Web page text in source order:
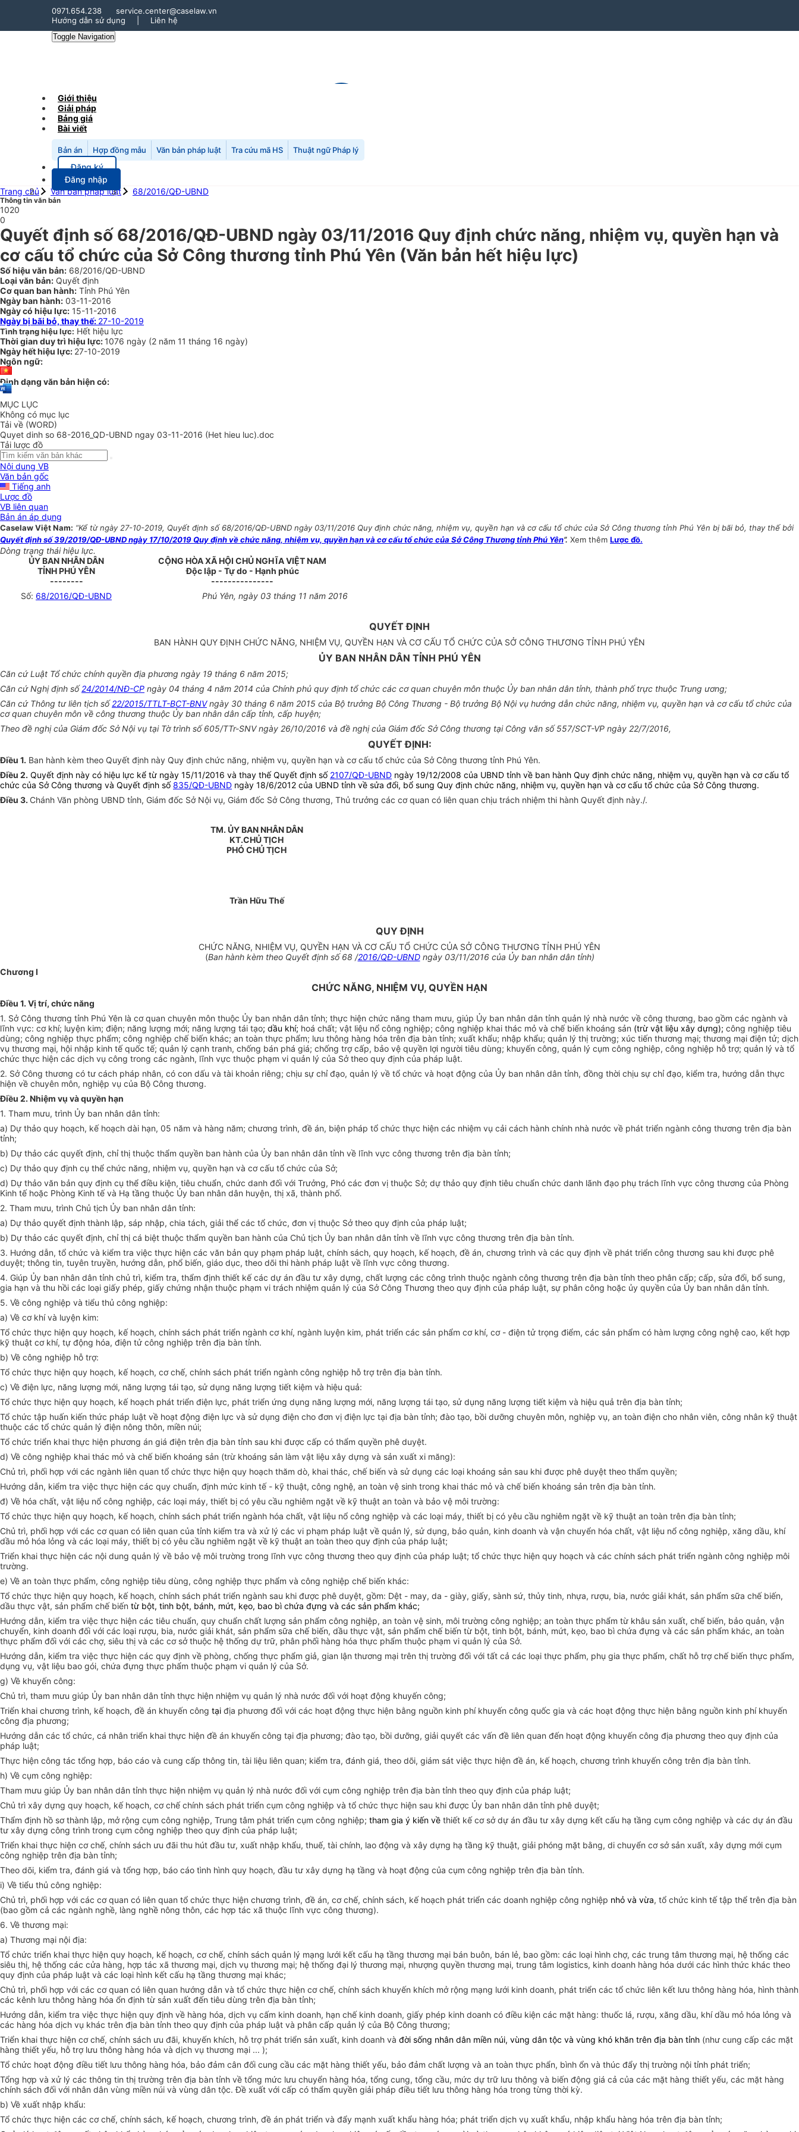
0971.654.238
service.center@caselaw.vn
Hướng dẫn sử dụng
Liên hệ
Toggle Navigation
Giới thiệu
Giải pháp
Bảng giá
Bài viết
Bản án Hợp đồng mẫu Văn bản pháp luật Tra cứu mã HS Thuật ngữ Pháp lý
Đăng ký
Đăng nhập
Trang chủ
Văn bản pháp luật 68/2016/QĐ-UBND
Thông tin văn bản
1020
0
Quyết định số 68/2016/QĐ-UBND ngày 03/11/2016 Quy định chức năng, nhiệm vụ, quyền hạn và
cơ cấu tổ chức của Sở Công thương tỉnh Phú Yên (Văn bản hết hiệu lực)
Số hiệu văn bản: 68/2016/QĐ-UBND
Loại văn bản: Quyết định
Cơ quan ban hành: Tỉnh Phú Yên
Ngày ban hành: 03-11-2016
Ngày có hiệu lực: 15-11-2016
Ngày bị bãi bỏ, thay thế: 27-10-2019
Tình trạng hiệu lực: Hết hiệu lực
Thời gian duy trì hiệu lực: 1076 ngày (2 năm 11 tháng 16 ngày)
Ngày hết hiệu lực: 27-10-2019
Ngôn ngữ:
Định dạng văn bản hiện có:
MỤC LỤC
Không có mục lục
Tải về (WORD)
Quyet dinh so 68-2016_QD-UBND ngay 03-11-2016 (Het hieu luc).doc
Tải lược đồ
Nội dung VB
Văn bản gốc
Tiếng anh
Lược đồ
VB liên quan
Bản án áp dụng
Caselaw Việt Nam: “Kể từ ngày 27-10-2019, Quyết định số 68/2016/QĐ-UBND ngày 03/11/2016 Quy định chức năng, nhiệm vụ, quyền hạn và cơ cấu tổ chức của Sở Công thương tỉnh Phú Yên bị bãi bỏ, thay thế bởi
Quyết định số 39/2019/QĐ-UBND ngày 17/10/2019 Quy định về chức năng, nhiệm vụ, quyền hạn và cơ cấu tổ chức của Sở Công Thương tỉnh Phú Yên”. Xem thêm Lược đồ.
Dòng trạng thái hiệu lực.
ỦY BAN NHÂN DÂN
TỈNH PHÚ YÊN
--------
CỘNG HÒA XÃ HỘI CHỦ NGHĨA VIỆT NAM
Độc lập - Tự do - Hạnh phúc
---------------
Số: 68/2016/QĐ-UBND Phú Yên, ngày 03 tháng 11 năm 2016
QUYẾT ĐỊNH
BAN HÀNH QUY ĐỊNH CHỨC NĂNG, NHIỆM VỤ, QUYỀN HẠN VÀ CƠ CẤU TỔ CHỨC CỦA SỞ CÔNG THƯƠNG TỈNH PHÚ YÊN
ỦY BAN NHÂN DÂN TỈNH PHÚ YÊN
Căn cứ Luật Tổ chức chính quyền địa phương ngày 19 tháng 6 năm 2015;
Căn cứ Nghị định số24/2014/NĐ-CP ngày 04 tháng 4 năm 2014 của Chính phủ quy định tổ chức các cơ quan chuyên môn thuộc Ủy ban nhân dân tỉnh, thành phố trực thuộc Trung ương;
Căn cứ Thông tư liên tịch số22/2015/TTLT-BCT-BNVngày 30 tháng 6 năm 2015 của Bộ trưởng Bộ Công Thương - Bộ trưởng Bộ Nội vụ hướng dẫn chức năng, nhiệm vụ, quyền hạn và cơ cấu tổ chức của
cơ quan chuyên môn về công thương thuộc Ủy ban nhân dân cấp tỉnh, cấp huyện;
Theo đề nghị của Giám đốc Sở Nội vụ tại Tờ trình số 605/TTr-SNV ngày 26/10/2016 và đề nghị của Giám đốc Sở Công thương tại Công văn số 557/SCT-VP ngày 22/7/2016,
QUYẾT ĐỊNH:
Điều 1. Ban hành kèm theo Quyết định này Quy định chức năng, nhiệm vụ, quyền hạn và cơ cấu tổ chức của Sở Công thương tỉnh Phú Yên.
Điều 2. Quyết định này có hiệu lực kể từ ngày 15/11/2016 và thay thế Quyết định số 2107/QĐ-UBND ngày 19/12/2008 của UBND tỉnh về ban hành Quy định chức năng, nhiệm vụ, quyền hạn và cơ cấu tổ
chức của Sở Công thương và Quyết định số835/QĐ-UBND ngày 18/6/2012 của UBND tỉnh về sửa đổi, bổ sung Quy định chức năng, nhiệm vụ, quyền hạn và cơ cấu tổ chức của Sở Công thương.
Điều 3. Chánh Văn phòng UBND tỉnh, Giám đốc Sở Nội vụ, Giám đốc Sở Công thương, Thủ trưởng các cơ quan có liên quan chịu trách nhiệm thi hành Quyết định này./.
TM. ỦY BAN NHÂN DÂN
KT.CHỦ TỊCH
PHÓ CHỦ TỊCH
Trần Hữu Thế
QUY ĐỊNH
CHỨC NĂNG, NHIỆM VỤ, QUYỀN HẠN VÀ CƠ CẤU TỔ CHỨC CỦA SỞ CÔNG THƯƠNG TỈNH PHÚ YÊN
(Ban hành kèm theo Quyết định số 68 /2016/QĐ-UBNDngày 03/11/2016 của Ủy ban nhân dân tỉnh)
Chương I
CHỨC NĂNG, NHIỆM VỤ, QUYỀN HẠN
Điều 1. Vị trí, chức năng
1. Sở Công thương tỉnh Phú Yên là cơ quan chuyên môn thuộc Ủy ban nhân dân tỉnh; thực hiện chức năng tham mưu, giúp Ủy ban nhân dân tỉnh quản lý nhà nước về công thương, bao gồm các ngành và
lĩnh vực: cơ khí; luyện kim; điện; năng lượng mới; năng lượng tái tạo; dầu khí; hoá chất; vật liệu nổ công nghiệp; công nghiệp khai thác mỏ và chế biến khoáng sản (trừ vật liệu xây dựng); công nghiệp tiêu
dùng; công nghiệp thực phẩm; công nghiệp chế biến khác; an toàn thực phẩm; lưu thông hàng hóa trên địa bàn tỉnh; xuất khẩu; nhập khẩu; quản lý thị trường; xúc tiến thương mại; thương mại điện tử; dịch
vụ thương mại, hội nhập kinh tế quốc tế; quản lý cạnh tranh, chống bán phá giá; chống trợ cấp, bảo vệ quyền lợi người tiêu dùng; khuyến công, quản lý cụm công nghiệp, công nghiệp hỗ trợ; quản lý và tổ
chức thực hiện các dịch vụ công trong các ngành, lĩnh vực thuộc phạm vi quản lý của Sở theo quy định của pháp luật.
2. Sở Công thương có tư cách pháp nhân, có con dấu và tài khoản riêng; chịu sự chỉ đạo, quản lý về tổ chức và hoạt động của Ủy ban nhân dân tỉnh, đồng thời chịu sự chỉ đạo, kiểm tra, hướng dẫn thực
hiện về chuyên môn, nghiệp vụ của Bộ Công thương.
Điều 2. Nhiệm vụ và quyền hạn
1. Tham mưu, trình Ủy ban nhân dân tỉnh:
a) Dự thảo quy hoạch, kế hoạch dài hạn, 05 năm và hàng năm; chương trình, đề án, biện pháp tổ chức thực hiện các nhiệm vụ cải cách hành chính nhà nước về phát triển ngành công thương trên địa bàn
tỉnh;
b) Dự thảo các quyết định, chỉ thị thuộc thẩm quyền ban hành của Ủy ban nhân dân tỉnh về lĩnh vực công thương trên địa bàn tỉnh;
c) Dự thảo quy định cụ thể chức năng, nhiệm vụ, quyền hạn và cơ cấu tổ chức của Sở;
d) Dự thảo văn bản quy định cụ thể điều kiện, tiêu chuẩn, chức danh đối với Trưởng, Phó các đơn vị thuộc Sở; dự thảo quy định tiêu chuẩn chức danh lãnh đạo phụ trách lĩnh vực công thương của Phòng
Kinh tế hoặc Phòng Kinh tế và Hạ tầng thuộc Ủy ban nhân dân huyện, thị xã, thành phố.
2. Tham mưu, trình Chủ tịch Ủy ban nhân dân tỉnh:
a) Dự thảo quyết định thành lập, sáp nhập, chia tách, giải thể các tổ chức, đơn vị thuộc Sở theo quy định của pháp luật;
b) Dự thảo các quyết định, chỉ thị cá biệt thuộc thẩm quyền ban hành của Chủ tịch Ủy ban nhân dân tỉnh về lĩnh vực công thương trên địa bàn tỉnh.
3. Hướng dẫn, tổ chức và kiểm tra việc thực hiện các văn bản quy phạm pháp luật, chính sách, quy hoạch, kế hoạch, đề án, chương trình và các quy định về phát triển công thương sau khi được phê
duyệt; thông tin, tuyên truyền, hướng dẫn, phổ biến, giáo dục, theo dõi thi hành pháp luật về lĩnh vực công thương.
4. Giúp Ủy ban nhân dân tỉnh chủ trì, kiểm tra, thẩm định thiết kế các dự án đầu tư xây dựng, chất lượng các công trình thuộc ngành công thương trên địa bàn tỉnh theo phân cấp; cấp, sửa đổi, bổ sung,
gia hạn và thu hồi các loại giấy phép, giấy chứng nhận thuộc phạm vi trách nhiệm quản lý của Sở Công Thương theo quy định của pháp luật, sự phân công hoặc ủy quyền của Ủy ban nhân dân tỉnh.
5. Về công nghiệp và tiểu thủ công nghiệp:
a) Về cơ khí và luyện kim:
Tổ chức thực hiện quy hoạch, kế hoạch, chính sách phát triển ngành cơ khí, ngành luyện kim, phát triển các sản phẩm cơ khí, cơ - điện tử trọng điểm, các sản phẩm có hàm lượng công nghệ cao, kết hợp
kỹ thuật cơ khí, tự động hóa, điện tử công nghiệp trên địa bàn tỉnh.
b) Về công nghiệp hỗ trợ:
Tổ chức thực hiện quy hoạch, kế hoạch, cơ chế, chính sách phát triển ngành công nghiệp hỗ trợ trên địa bàn tỉnh.
c) Về điện lực, năng lượng mới, năng lượng tái tạo, sử dụng năng lượng tiết kiệm và hiệu quả:
Tổ chức thực hiện quy hoạch, kế hoạch phát triển điện lực, phát triển ứng dụng năng lượng mới, năng lượng tái tạo, sử dụng năng lượng tiết kiệm và hiệu quả trên địa bàn tỉnh;
Tổ chức tập huấn kiến thức pháp luật về hoạt động điện lực và sử dụng điện cho đơn vị điện lực tại địa bàn tỉnh; đào tạo, bồi dưỡng chuyên môn, nghiệp vụ, an toàn điện cho nhân viên, công nhân kỹ thuật
thuộc các tổ chức quản lý điện nông thôn, miền núi;
Tổ chức triển khai thực hiện phương án giá điện trên địa bàn tỉnh sau khi được cấp có thẩm quyền phê duyệt.
d) Về công nghiệp khai thác mỏ và chế biến khoáng sản (trừ khoáng sản làm vật liệu xây dựng và sản xuất xi măng):
Chủ trì, phối hợp với các ngành liên quan tổ chức thực hiện quy hoạch thăm dò, khai thác, chế biến và sử dụng các loại khoáng sản sau khi được phê duyệt theo thẩm quyền;
Hướng dẫn, kiểm tra việc thực hiện các quy chuẩn, định mức kinh tế - kỹ thuật, công nghệ, an toàn vệ sinh trong khai thác mỏ và chế biến khoáng sản trên địa bàn tỉnh.
đ) Về hóa chất, vật liệu nổ công nghiệp, các loại máy, thiết bị có yêu cầu nghiêm ngặt về kỹ thuật an toàn và bảo vệ môi trường:
Tổ chức thực hiện quy hoạch, kế hoạch, chính sách phát triển ngành hóa chất, vật liệu nổ công nghiệp và các loại máy, thiết bị có yêu cầu nghiêm ngặt về kỹ thuật an toàn trên địa bàn tỉnh;
Chủ trì, phối hợp với các cơ quan có liên quan của tỉnh kiểm tra và xử lý các vi phạm pháp luật về quản lý, sử dụng, bảo quản, kinh doanh và vận chuyển hóa chất, vật liệu nổ công nghiệp, xăng dầu, khí
dầu mỏ hóa lỏng và các loại máy, thiết bị có yêu cầu nghiêm ngặt về kỹ thuật an toàn theo quy định của pháp luật;
Triển khai thực hiện các nội dung quản lý về bảo vệ môi trường trong lĩnh vực công thương theo quy định của pháp luật; tổ chức thực hiện quy hoạch và các chính sách phát triển ngành công nghiệp môi
trường.
e) Về an toàn thực phẩm, công nghiệp tiêu dùng, công nghiệp thực phẩm và công nghiệp chế biến khác:
Tổ chức thực hiện quy hoạch, kế hoạch, chính sách phát triển ngành sau khi được phê duyệt, gồm: Dệt - may, da - giày, giấy, sành sứ, thủy tinh, nhựa, rượu, bia, nước giải khát, sản phẩm sữa chế biến,
dầu thực vật, sản phẩm chế biến từ bột, tinh bột, bánh, mứt, kẹo, bao bì chứa đựng và các sản phẩm khác;
Hướng dẫn, kiểm tra việc thực hiện các tiêu chuẩn, quy chuẩn chất lượng sản phẩm công nghiệp, an toàn vệ sinh, môi trường công nghiệp; an toàn thực phẩm từ khâu sản xuất, chế biến, bảo quản, vận
chuyển, kinh doanh đối với các loại rượu, bia, nước giải khát, sản phẩm sữa chế biến, dầu thực vật, sản phẩm chế biến từ bột, tinh bột, bánh, mứt, kẹo, bao bì chứa đựng và các sản phẩm khác, an toàn
thực phẩm đối với các chợ, siêu thị và các cơ sở thuộc hệ thống dự trữ, phân phối hàng hóa thực phẩm thuộc phạm vi quản lý của Sở.
Hướng dẫn, kiểm tra việc thực hiện các quy định về phòng, chống thực phẩm giả, gian lận thương mại trên thị trường đối với tất cả các loại thực phẩm, phụ gia thực phẩm, chất hỗ trợ chế biến thực phẩm,
dụng vụ, vật liệu bao gói, chứa đựng thực phẩm thuộc phạm vi quản lý của Sở.
g) Về khuyến công:
Chủ trì, tham mưu giúp Ủy ban nhân dân tỉnh thực hiện nhiệm vụ quản lý nhà nước đối với hoạt động khuyến công;
Triển khai chương trình, kế hoạch, đề án khuyến công tại địa phương đối với các hoạt động thực hiện bằng nguồn kinh phí khuyến công quốc gia và các hoạt động thực hiện bằng nguồn kinh phí khuyến
công địa phương;
Hướng dẫn các tổ chức, cá nhân triển khai thực hiện đề án khuyến công tại địa phương; đào tạo, bồi dưỡng, giải quyết các vấn đề liên quan đến hoạt động khuyến công địa phương theo quy định của
pháp luật;
Thực hiện công tác tổng hợp, báo cáo và cung cấp thông tin, tài liệu liên quan; kiểm tra, đánh giá, theo dõi, giám sát việc thực hiện đề án, kế hoạch, chương trình khuyến công trên địa bàn tỉnh.
h) Về cụm công nghiệp:
Tham mưu giúp Ủy ban nhân dân tỉnh thực hiện nhiệm vụ quản lý nhà nước đối với cụm công nghiệp trên địa bàn tỉnh theo quy định của pháp luật;
Chủ trì xây dựng quy hoạch, kế hoạch, cơ chế chính sách phát triển cụm công nghiệp và tổ chức thực hiện sau khi được Ủy ban nhân dân tỉnh phê duyệt;
Thẩm định hồ sơ thành lập, mở rộng cụm công nghiệp, Trung tâm phát triển cụm công nghiệp; tham gia ý kiến về thiết kế cơ sở dự án đầu tư xây dựng kết cấu hạ tầng cụm công nghiệp và các dự án đầu
tư xây dựng công trình trong cụm công nghiệp theo quy định của pháp luật;
Triển khai thực hiện cơ chế, chính sách ưu đãi thu hút đầu tư, xuất nhập khẩu, thuế, tài chính, lao động và xây dựng hạ tầng kỹ thuật, giải phóng mặt bằng, di chuyển cơ sở sản xuất, xây dựng mới cụm
công nghiệp trên địa bàn tỉnh;
Theo dõi, kiểm tra, đánh giá và tổng hợp, báo cáo tình hình quy hoạch, đầu tư xây dựng hạ tầng và hoạt động của cụm công nghiệp trên địa bàn tỉnh.
i) Về tiểu thủ công nghiệp:
Chủ trì, phối hợp với các cơ quan có liên quan tổ chức thực hiện chương trình, đề án, cơ chế, chính sách, kế hoạch phát triển các doanh nghiệp công nghiệp nhỏ và vừa, tổ chức kinh tế tập thể trên địa bàn
(bao gồm cả các ngành nghề, làng nghề nông thôn, các hợp tác xã thuộc lĩnh vực công thương).
6. Về thương mại:
a) Thương mại nội địa:
Tổ chức triển khai thực hiện quy hoạch, kế hoạch, cơ chế, chính sách quản lý mạng lưới kết cấu hạ tầng thương mại bán buôn, bán lẻ, bao gồm: các loại hình chợ, các trung tâm thương mại, hệ thống các
siêu thị, hệ thống các cửa hàng, hợp tác xã thương mại, dịch vụ thương mại; hệ thống đại lý thương mại, nhượng quyền thương mại, trung tâm logistics, kinh doanh hàng hóa dưới các hình thức khác theo
quy định của pháp luật và các loại hình kết cấu hạ tầng thương mại khác;
Chủ trì, phối hợp với các cơ quan có liên quan hướng dẫn và tổ chức thực hiện cơ chế, chính sách khuyến khích mở rộng mạng lưới kinh doanh, phát triển các tổ chức liên kết lưu thông hàng hóa, hình thành
các kênh lưu thông hàng hóa ổn định từ sản xuất đến tiêu dùng trên địa bàn tỉnh;
Hướng dẫn, kiểm tra việc thực hiện quy định về hàng hóa, dịch vụ cấm kinh doanh, hạn chế kinh doanh, giấy phép kinh doanh có điều kiện các mặt hàng: thuốc lá, rượu, xăng dầu, khí dầu mỏ hóa lỏng và
các hàng hóa dịch vụ khác trên địa bàn tỉnh theo quy định của pháp luật và phân cấp quản lý của Bộ Công thương;
Triển khai thực hiện cơ chế, chính sách ưu đãi, khuyến khích, hỗ trợ phát triển sản xuất, kinh doanh và đời sống nhân dân miền núi, vùng dân tộc và vùng khó khăn trên địa bàn tỉnh (như cung cấp các mặt
hàng thiết yếu, hỗ trợ lưu thông hàng hóa và dịch vụ thương mại ... );
Tổ chức hoạt động điều tiết lưu thông hàng hóa, bảo đảm cân đối cung cầu các mặt hàng thiết yếu, bảo đảm chất lượng và an toàn thực phẩn, bình ổn và thúc đẩy thị trường nội tỉnh phát triển;
Tổng hợp và xử lý các thông tin thị trường trên địa bàn tỉnh về tổng mức lưu chuyển hàng hóa, tổng cung, tổng cầu, mức dự trữ lưu thông và biến động giá cả của các mặt hàng thiết yếu, các mặt hàng
chính sách đối với nhân dân vùng miền núi và vùng dân tộc. Đề xuất với cấp có thẩm quyền giải pháp điều tiết lưu thông hàng hóa trong từng thời kỳ.
b) Về xuất nhập khẩu:
Tổ chức thực hiện các cơ chế, chính sách, kế hoạch, chương trình, đề án phát triển và đẩy mạnh xuất khẩu hàng hóa; phát triển dịch vụ xuất khẩu, nhập khẩu hàng hóa trên địa bàn tỉnh;